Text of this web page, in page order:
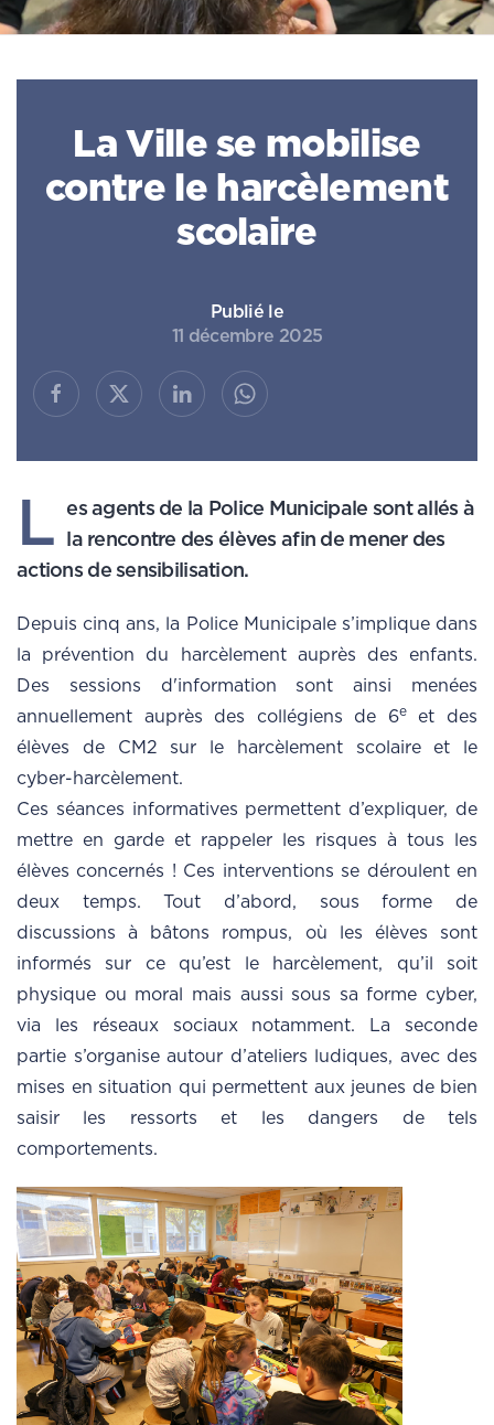
La Ville se mobilise
contre le harcèlement
scolaire
Publié le
11 décembre 2025
L
es agents de la Police Municipale sont allés à
la rencontre des élèves afin de mener des
actions de sensibilisation.
Depuis cinq ans, la Police Municipale s’implique dans
la prévention du harcèlement auprès des enfants.
Des sessions d'information sont ainsi menées
annuellement auprès des collégiens de 6eet des
élèves de CM2 sur le harcèlement scolaire et le
cyber-harcèlement.
Ces séances informatives permettent d’expliquer, de
mettre en garde et rappeler les risques à tous les
élèves concernés ! Ces interventions se déroulent en
deux temps. Tout d’abord, sous forme de
discussions à bâtons rompus, où les élèves sont
informés sur ce qu’est le harcèlement, qu’il soit
physique ou moral mais aussi sous sa forme cyber,
via les réseaux sociaux notamment. La seconde
partie s’organise autour d’ateliers ludiques, avec des
mises en situation qui permettent aux jeunes de bien
saisir les ressorts et les dangers de tels
comportements.